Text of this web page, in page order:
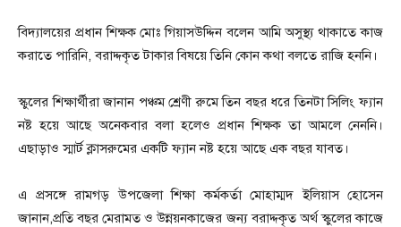
বিদ্যালয়ের প্রধান শিক্ষক মোঃ গিয়াসউদ্দিন বলেন আমি অসুস্থ্য থাকাতে কাজ
করাতে পারিনি, বরাদ্দকৃত টাকার বিষয়ে তিনি কোন কথা বলতে রাজি হননি।
স্কুলের শিক্ষার্থীরা জানান পঞ্চম শ্রেণী রুমে তিন বছর ধরে তিনটা সিলিং ফ্যান
নষ্ট হয়ে আছে অনেকবার বলা হলেও প্রধান শিক্ষক তা আমলে নেননি।
এছাড়াও স্মার্ট ক্লাসরুমের একটি ফ্যান নষ্ট হয়ে আছে এক বছর যাবত।
এ প্রসঙ্গে রামগড় উপজেলা শিক্ষা কর্মকর্তা মোহাম্মদ ইলিয়াস হোসেন
জানান,প্রতি বছর মেরামত ও উন্নয়নকাজের জন্য বরাদ্দকৃত অর্থ স্কুলের কাজে